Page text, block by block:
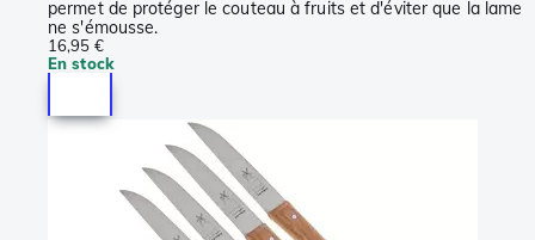
permet de protéger le couteau à fruits et d'éviter que la lame
ne s'émousse.
16,95 €
En stock